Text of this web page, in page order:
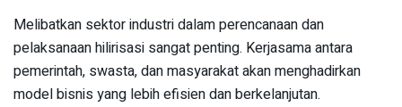
Melibatkan sektor industri dalam perencanaan dan
pelaksanaan hilirisasi sangat penting. Kerjasama antara
pemerintah, swasta, dan masyarakat akan menghadirkan
model bisnis yang lebih efisien dan berkelanjutan.